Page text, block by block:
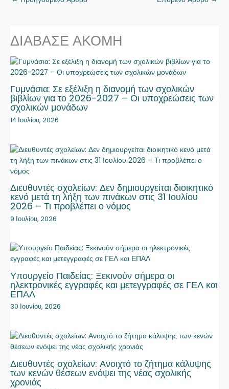
ΔΙΑΒΑΣΕ ΑΚΟΜΗ
Γυμνάσια: Σε εξέλιξη η διανομή των σχολικών
βιβλίων για το 2026-2027 – Οι υποχρεώσεις των
σχολικών μονάδων
14 Ιουλίου, 2026
Διευθυντές σχολείων: Δεν δημιουργείται διοικητικό
κενό μετά τη λήξη των πινάκων στις 31 Ιουλίου
2026 – Τι προβλέπει ο νόμος
9 Ιουλίου, 2026
Υπουργείο Παιδείας: Ξεκινούν σήμερα οι
ηλεκτρονικές εγγραφές και μετεγγραφές σε ΓΕΛ και
ΕΠΑΛ
30 Ιουνίου, 2026
Διευθυντές σχολείων: Ανοιχτό το ζήτημα κάλυψης
των κενών θέσεων ενόψει της νέας σχολικής
χρονιάς